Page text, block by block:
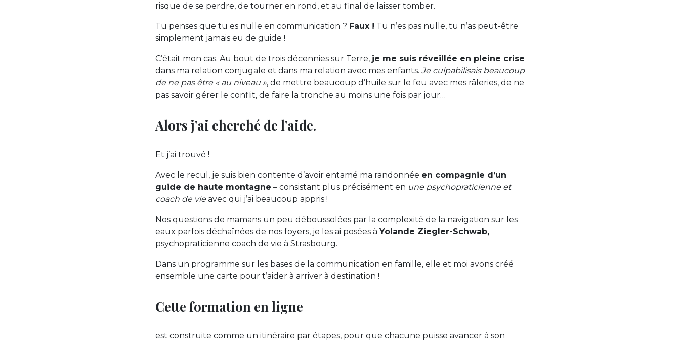
risque de se perdre, de tourner en rond, et au final de laisser tomber.
Tu penses que tu es nulle en communication ? Faux ! Tu n’es pas nulle, tu n’as peut-être
simplement jamais eu de guide !
C’était mon cas. Au bout de trois décennies sur Terre, je me suis réveillée en pleine crise
dans ma relation conjugale et dans ma relation avec mes enfants. Je culpabilisais beaucoup
de ne pas être « au niveau », de mettre beaucoup d’huile sur le feu avec mes râleries, de ne
pas savoir gérer le conflit, de faire la tronche au moins une fois par jour…
Alors j’ai cherché de l’aide.
Et j’ai trouvé !
Avec le recul, je suis bien contente d’avoir entamé ma randonnée en compagnie d’un
guide de haute montagne – consistant plus précisément en une psychopraticienne et
coach de vieavec qui j’ai beaucoup appris !
Nos questions de mamans un peu déboussolées par la complexité de la navigation sur les
eaux parfois déchaînées de nos foyers, je les ai posées à Yolande Ziegler-Schwab,
psychopraticienne coach de vie à Strasbourg.
Dans un programme sur les bases de la communication en famille, elle et moi avons créé
ensemble une carte pour t’aider à arriver à destination !
Cette formation en ligne
est construite comme un itinéraire par étapes, pour que chacune puisse avancer à son